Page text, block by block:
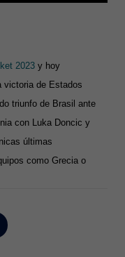
2023 y hoy
victoria de Estados
triunfo de Brasil ante
con Luka Doncic y
últimas
como Grecia o